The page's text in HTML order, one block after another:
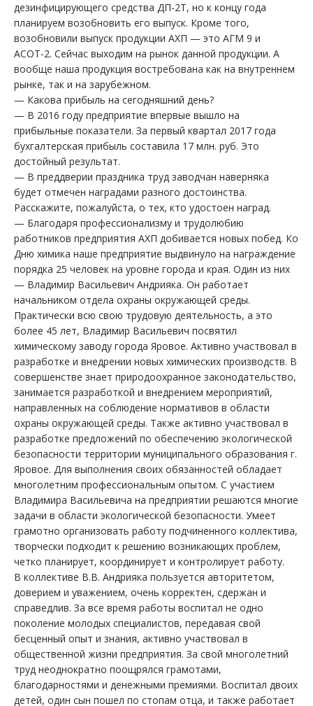
дезинфицирующего средства ДП-2Т, но к концу года
планируем возобновить его выпуск. Кроме того,
возобновили выпуск продукции АХП — это АГМ 9 и
АСОТ-2. Сейчас выходим на рынок данной продукции. А
вообще наша продукция востребована как на внутреннем
рынке, так и на зарубежном.
— Какова прибыль на сегодняшний день?
— В 2016 году предприятие впервые вышло на
прибыльные показатели. За первый квартал 2017 года
бухгалтерская прибыль составила 17 млн. руб. Это
достойный результат.
— В преддверии праздника труд заводчан наверняка
будет отмечен наградами разного достоинства.
Расскажите, пожалуйста, о тех, кто удостоен наград.
— Благодаря профессионализму и трудолюбию
работников предприятия АХП добивается новых побед. Ко
Дню химика наше предприятие выдвинуло на награждение
порядка 25 человек на уровне города и края. Один из них
— Владимир Васильевич Андрияка. Он работает
начальником отдела охраны окружающей среды.
Практически всю свою трудовую деятельность, а это
более 45 лет, Владимир Васильевич посвятил
химическому заводу города Яровое. Активно участвовал в
разработке и внедрении новых химических производств. В
совершенстве знает природоохранное законодательство,
занимается разработкой и внедрением мероприятий,
направленных на соблюдение нормативов в области
охраны окружающей среды. Также активно участвовал в
разработке предложений по обеспечению экологической
безопасности территории муниципального образования г.
Яровое. Для выполнения своих обязанностей обладает
многолетним профессиональным опытом. С участием
Владимира Васильевича на предприятии решаются многие
задачи в области экологической безопасности. Умеет
грамотно организовать работу подчиненного коллектива,
творчески подходит к решению возникающих проблем,
четко планирует, координирует и контролирует работу.
В коллективе В.В. Андрияка пользуется авторитетом,
доверием и уважением, очень корректен, сдержан и
справедлив. За все время работы воспитал не одно
поколение молодых специалистов, передавая свой
бесценный опыт и знания, активно участвовал в
общественной жизни предприятия. За свой многолетний
труд неоднократно поощрялся грамотами,
благодарностями и денежными премиями. Воспитал двоих
детей, один сын пошел по стопам отца, и также работает